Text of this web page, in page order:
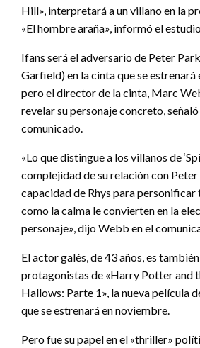
Hill», interpretará a un villano en la
«El hombre araña», informó el
Ifans será el adversario de Peter
Garfield) en la cinta que se estrenará
pero el director de la cinta, Marc
revelar su personaje concreto,
comunicado.
«Lo que distingue a los villanos de
complejidad de su relación con
capacidad de Rhys para
como la calma le convierten en la
personaje», dijo Webb en el
El actor galés, de 43 años, es
protagonistas de «Harry Potter and
Hallows: Parte 1», la nueva película
que se estrenará en noviembre.
Pero fue su papel en el «thriller»